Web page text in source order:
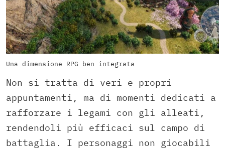
Una dimensione RPG ben integrata
Non si tratta di veri e propri
appuntamenti, ma di momenti dedicati a
rafforzare i legami con gli alleati,
rendendoli più efficaci sul campo di
battaglia. I personaggi non giocabili